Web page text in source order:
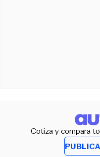
Cotiza y compara